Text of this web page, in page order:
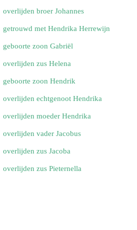
overlijden broer Johannes
getrouwd met Hendrika Herrewijn
geboorte zoon Gabriël
overlijden zus Helena
geboorte zoon Hendrik
overlijden echtgenoot Hendrika
overlijden moeder Hendrika
overlijden vader Jacobus
overlijden zus Jacoba
overlijden zus Pieternella